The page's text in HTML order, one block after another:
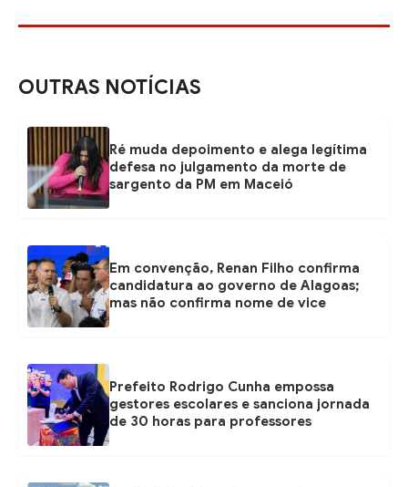
OUTRAS NOTÍCIAS
Ré muda depoimento e alega legítima
defesa no julgamento da morte de
sargento da PM em Maceió
Em convenção, Renan Filho confirma
candidatura ao governo de Alagoas;
mas não confirma nome de vice
Prefeito Rodrigo Cunha empossa
gestores escolares e sanciona jornada
de 30 horas para professores